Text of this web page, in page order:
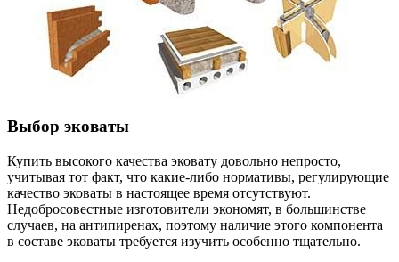
Выбор эковаты
Купить высокого качества эковату довольно непросто,
учитывая тот факт, что какие-либо нормативы, регулирующие
качество эковаты в настоящее время отсутствуют.
Недобросовестные изготовители экономят, в большинстве
случаев, на антипиренах, поэтому наличие этого компонента
в составе эковаты требуется изучить особенно тщательно.